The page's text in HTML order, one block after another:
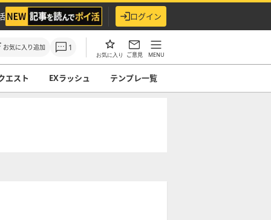
ログイン
お気に入り追加 1
お気に入り ご意見 MENU
エスト EXラッシュ テンプレ一覧